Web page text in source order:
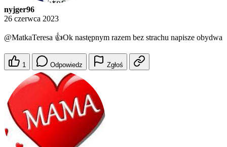
nyjger96
26 czerwca 2023
@MatkaTeresa 👍Ok następnym razem bez strachu napisze obydwa
1 Odpowiedz Zgłoś